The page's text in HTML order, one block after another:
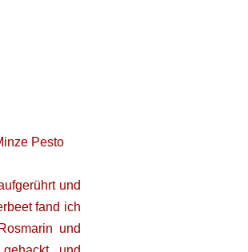
Pesto
und
fand ich
und